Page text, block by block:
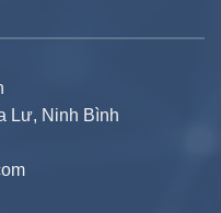
Lư, Ninh Bình